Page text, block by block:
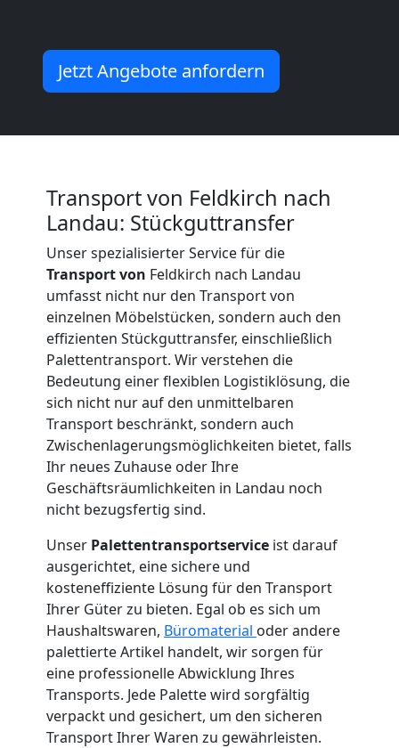
Jetzt Angebote anfordern
Transport von Feldkirch nach
Landau: Stückguttransfer
Unser spezialisierter Service für die
Transport von Feldkirch nach Landau
umfasst nicht nur den Transport von
einzelnen Möbelstücken, sondern auch den
effizienten Stückguttransfer, einschließlich
Palettentransport. Wir verstehen die
Bedeutung einer flexiblen Logistiklösung, die
sich nicht nur auf den unmittelbaren
Transport beschränkt, sondern auch
Zwischenlagerungsmöglichkeiten bietet, falls
Ihr neues Zuhause oder Ihre
Geschäftsräumlichkeiten in Landau noch
nicht bezugsfertig sind.
Unser Palettentransportservice ist darauf
ausgerichtet, eine sichere und
kosteneffiziente Lösung für den Transport
Ihrer Güter zu bieten. Egal ob es sich um
Haushaltswaren, Büromaterial oder andere
palettierte Artikel handelt, wir sorgen für
eine professionelle Abwicklung Ihres
Transports. Jede Palette wird sorgfältig
verpackt und gesichert, um den sicheren
Transport Ihrer Waren zu gewährleisten.
Möbeltransport
International
Beiladung
National
Beiladung
International
Internationaler
Umzug
Nationaler
Umzug